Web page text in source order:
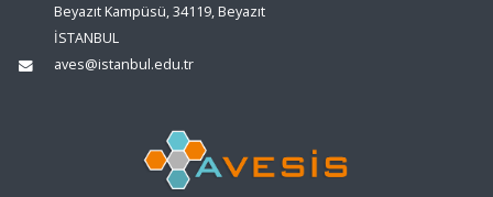
Beyazıt Kampüsü, 34119, Beyazıt
İSTANBUL
aves@istanbul.edu.tr